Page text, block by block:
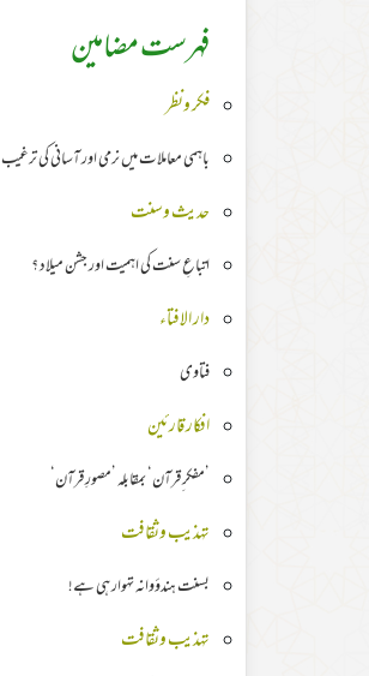
فہرست مضامین
فکر ونظر
باہمی معاملات میں نرمی اور آسانی کی ترغیب
حدیث وسنت
اتباعِ سنت کی اہمیت اور جشن میلاد ؟
دار الافتاء
فتاوی
افکار قارئین
’مفکر ِقرآن‘ بمقابلہ ’مصورِ قرآن‘
تہذیب وثقافت
بسنت ہندؤوانہ تہوار ہی ہے!
تہذیب وثقافت